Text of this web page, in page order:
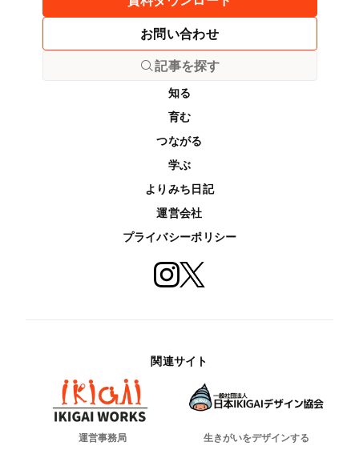
お問い合わせ
記事を探す
知る
育む
つながる
学ぶ
よりみち日記
運営会社
プライバシーポリシー
関連サイト
運営事務局 生きがいをデザインする